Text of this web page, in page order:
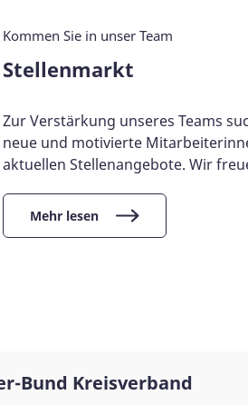
Kommen Sie in unser Team
Stellenmarkt
Zur Verstärkung unseres Teams
neue und mo­ti­vier­te
aktuellen Stellenangebote. Wir
Mehr lesen
Bund Kreisverband